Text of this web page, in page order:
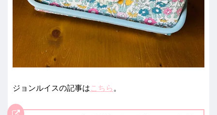
ジョンルイスの記事はこちら 。